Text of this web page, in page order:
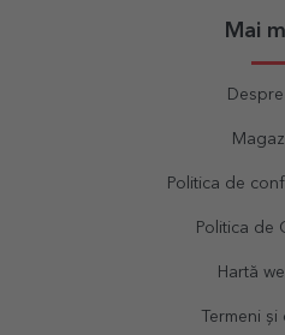
Mai
Politica de
Politica de
Hartă
Termeni și